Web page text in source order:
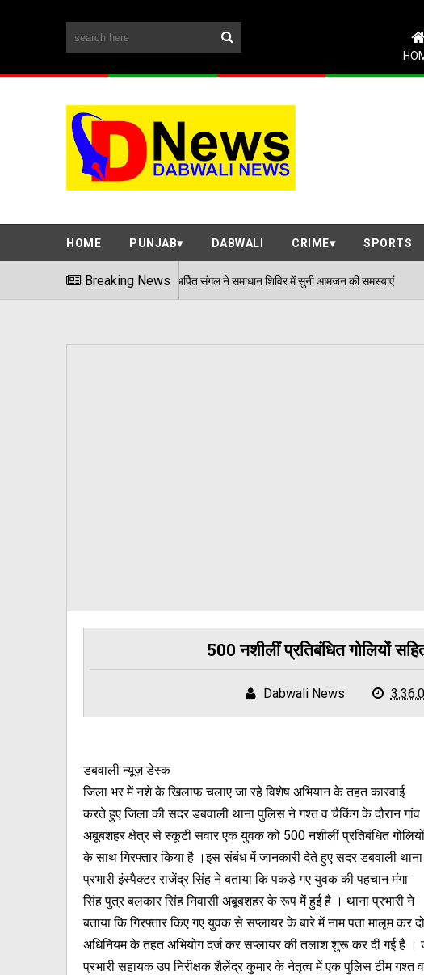
HOME PUNJAB DABWALI CRIME SPORTS
Breaking News
एडीसी अर्पित संगल ने समाधान शिविर में सुनी आमजन की समस्याएं 06/08/2026
500 नशीलीं प्रतिबंधित गोलियों
Dabwali News
डबवाली न्यूज़ डेस्क
जिला भर में नशे के खिलाफ चलाए जा रहे विशेष अभियान के तहत कारवाई
करते हुए जिला की सदर डबवाली थाना पुलिस ने गश्त व चैकिंग के दौरान गांव
अबूबशहर क्षेत्र से स्कूटी सवार एक युवक को 500 नशीलीं प्रतिबंधित गोलियों
के साथ गिरफ्तार किया है ।इस संबंध में जानकारी देते हुए सदर डबवाली थाना
प्रभारी इंस्पैक्टर राजेंद्र सिंह ने बताया कि पकड़े गए युवक की पहचान मंगा
सिंह पुत्र बलकार सिंह निवासी अबूबशहर के रूप में हुई है । थाना प्रभारी ने
बताया कि गिरफ्तार किए गए युवक से सप्लायर के बारे में नाम पता मालूम कर
अधिनियम के तहत अभियोग दर्ज कर सप्लायर की तलाश शुरू कर दी गई है ।
प्रभारी सहायक उप निरीक्षक शैलेंद्र कुमार के नेतृत्व में एक पुलिस टीम गश्त